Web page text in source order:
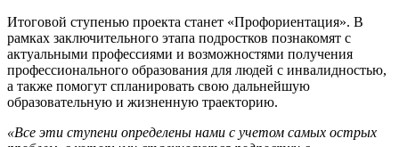
Итоговой ступенью проекта станет «Профориентация». В
рамках заключительного этапа подростков познакомят с
актуальными профессиями и возможностями получения
профессионального образования для людей с инвалидностью,
а также помогут спланировать свою дальнейшую
образовательную и жизненную траекторию.
«Все эти ступени определены нами с учетом самых острых